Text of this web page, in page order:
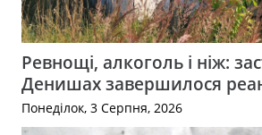
Ревнощі, алкоголь і ніж:
Денишах завершилося
Понеділок, 3 Серпня, 2026